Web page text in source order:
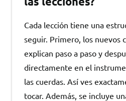
Cada lección tiene una
seguir. Primero, los nuevos
explican paso a paso y
directamente en el
las cuerdas. Así ves
tocar. Además, se incluye